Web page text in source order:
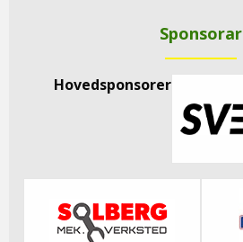
Sponsorar
Hovedsponsorer